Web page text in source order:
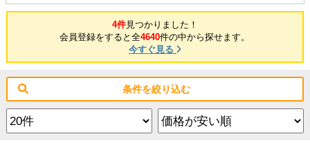
4件見つかりました！
会員登録をすると全4640件の中から探せます。
今すぐ見る
条件を絞り込む